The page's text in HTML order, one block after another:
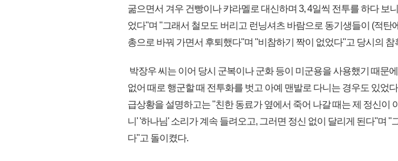
굶으면서 겨우 건빵이나 캬라멜로 대신하며 3, 4일씩 전투를 하다 보
었다"며 "그래서 철모도 버리고 런닝셔츠 바람으로 동기생들이 (적탄
총으로 바꿔 가면서 후퇴했다"며 "비참하기 짝이 없었다"고 당시의
박장우 씨는 이어 당시 군복이나 군화 등이 미군용을 사용했기 때문
없어 때로 행군할 때 전투화를 벗고 아예 맨발로 다니는 경우도 있었
급상황을 설명하고는 "친한 동료가 옆에서 죽어 나갈 때는 제 정신이
니' '하나님' 소리가 계속 들려오고, 그러면 정신 없이 달리게 된다"며 "
다"고 돌이켰다.